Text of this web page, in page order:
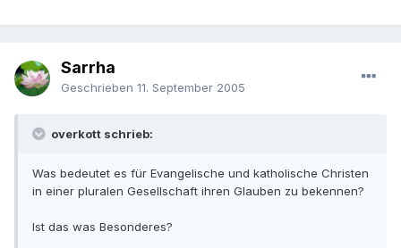
Sarrha
Geschrieben 11. September 2005
overkott schrieb:
Was bedeutet es für Evangelische und katholische Christen
in einer pluralen Gesellschaft ihren Glauben zu bekennen?
Ist das was Besonderes?